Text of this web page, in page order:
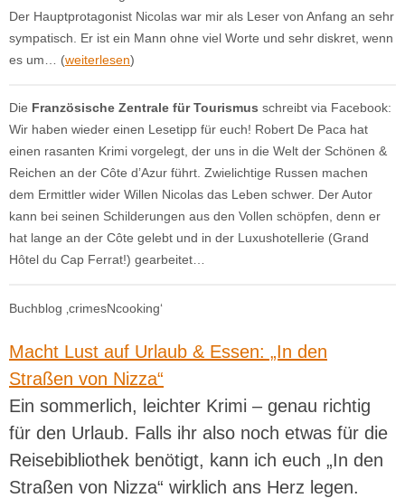
Der Hauptprotagonist Nicolas war mir als Leser von Anfang an sehr
sympatisch. Er ist ein Mann ohne viel Worte und sehr diskret, wenn
es um… (weiterlesen)
Die Französische Zentrale für Tourismus schreibt via Facebook:
Wir haben wieder einen Lesetipp für euch! Robert De Paca hat
einen rasanten Krimi vorgelegt, der uns in die Welt der Schönen &
Reichen an der Côte d’Azur führt. Zwielichtige Russen machen
dem Ermittler wider Willen Nicolas das Leben schwer. Der Autor
kann bei seinen Schilderungen aus den Vollen schöpfen, denn er
hat lange an der Côte gelebt und in der Luxushotellerie (Grand
Hôtel du Cap Ferrat!) gearbeitet…
Buchblog ‚crimesNcooking‘
Macht Lust auf Urlaub & Essen: „In den
Straßen von Nizza“
Ein sommerlich, leichter Krimi – genau richtig
für den Urlaub. Falls ihr also noch etwas für die
Reisebibliothek benötigt, kann ich euch „In den
Straßen von Nizza“ wirklich ans Herz legen.